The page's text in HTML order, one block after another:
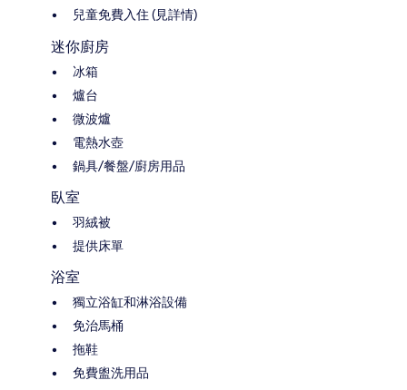
兒童免費入住 (見詳情)
迷你廚房
冰箱
爐台
微波爐
電熱水壺
鍋具/餐盤/廚房用品
臥室
羽絨被
提供床單
浴室
獨立浴缸和淋浴設備
免治馬桶
拖鞋
免費盥洗用品